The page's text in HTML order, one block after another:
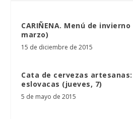
CARIÑENA. Menú de
marzo)
15 de diciembre de 2015
Cata de cervezas
eslovacas (jueves, 7)
5 de mayo de 2015